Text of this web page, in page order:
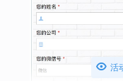
 活